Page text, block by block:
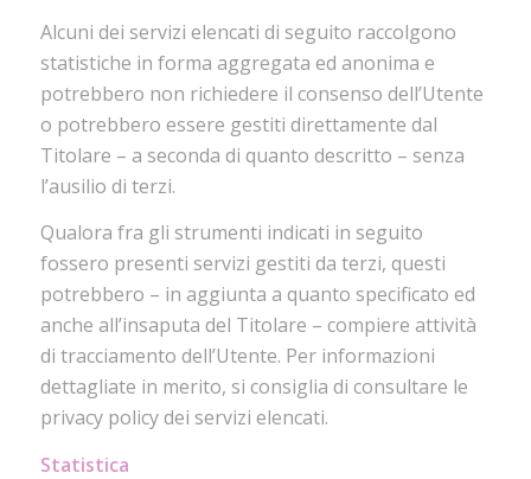
Alcuni dei servizi elencati di seguito raccolgono
statistiche in forma aggregata ed anonima e
potrebbero non richiedere il consenso dell’Utente
o potrebbero essere gestiti direttamente dal
Titolare – a seconda di quanto descritto – senza
l’ausilio di terzi.
Qualora fra gli strumenti indicati in seguito
fossero presenti servizi gestiti da terzi, questi
potrebbero – in aggiunta a quanto specificato ed
anche all’insaputa del Titolare – compiere attività
di tracciamento dell’Utente. Per informazioni
dettagliate in merito, si consiglia di consultare le
privacy policy dei servizi elencati.
Statistica